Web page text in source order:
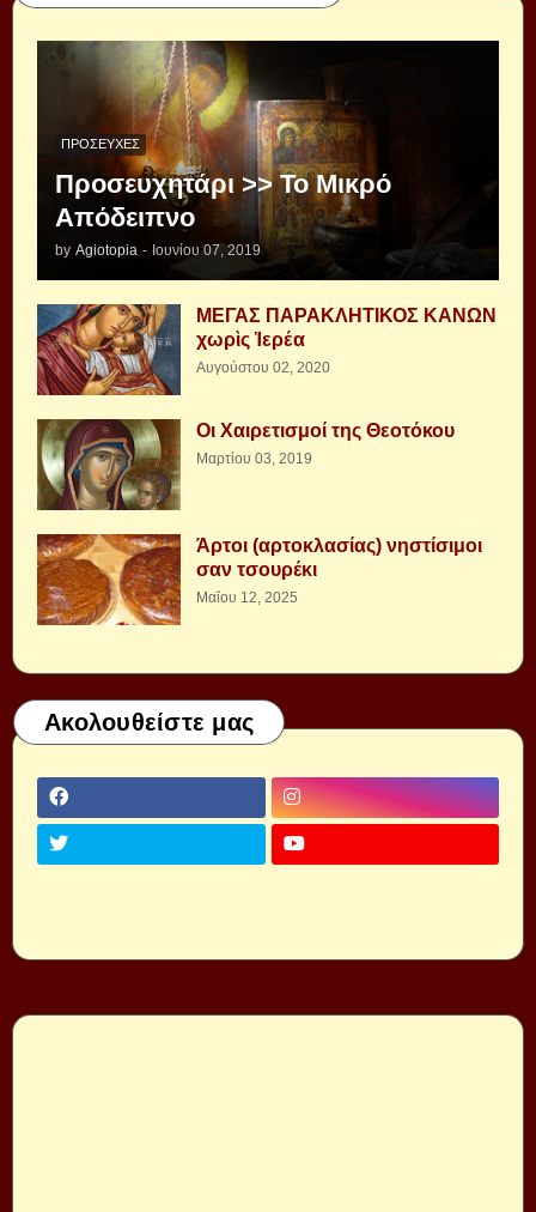
ΠΡΟΣΕΥΧΈΣ
Προσευχητάρι >> Το Μικρό
Απόδειπνο
by Agiotopia - Ιουνίου 07, 2019
ΜΕΓΑΣ ΠΑΡΑΚΛΗΤΙΚΟΣ ΚΑΝΩΝ
χωρὶς Ἱερέα
Αυγούστου 02, 2020
Οι Χαιρετισμοί της Θεοτόκου
Μαρτίου 03, 2019
Άρτοι (αρτοκλασίας) νηστίσιμοι
σαν τσουρέκι
Μαΐου 12, 2025
Ακολουθείστε μας